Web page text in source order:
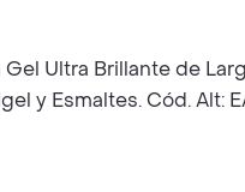
Ultra Brillante de
y Esmaltes. Cód. Alt: